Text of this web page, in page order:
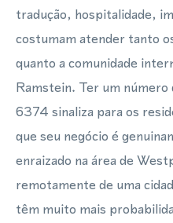
tradução, hospitalidade,
costumam atender tanto
quanto a comunidade
Ramstein. Ter um número
6374 sinaliza para os
que seu negócio é
enraizado na área de
remotamente de uma
têm muito mais